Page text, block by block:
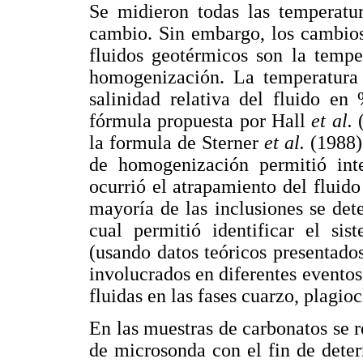
Se midieron todas las
cambio. Sin embargo, los
fluidos geotérmicos son la
homogenización. La
salinidad relativa del fluido en
fórmula propuesta por Hallet al.
la formula de Sterner et al.
de homogenización permitió
ocurrió el atrapamiento del
mayoría de las inclusiones se
cual permitió identificar el
(usando datos teóricos
involucrados en diferentes
fluidas en las fases cuarzo,
En las muestras de carbonatos
de microsonda con el fin de